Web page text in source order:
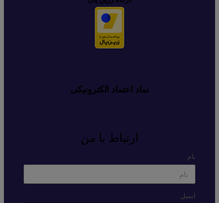
نماد اعتماد الکترونیکی
ارتباط با من
نام
ایمیل